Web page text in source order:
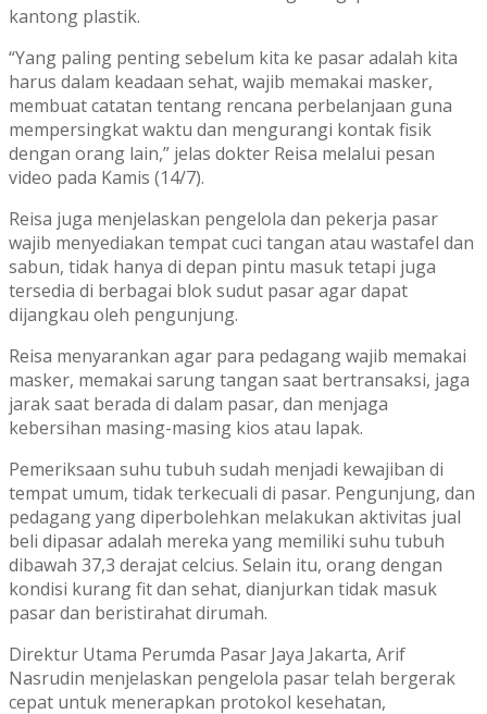
kantong plastik.
“Yang paling penting sebelum kita ke pasar adalah kita
harus dalam keadaan sehat, wajib memakai masker,
membuat catatan tentang rencana perbelanjaan guna
mempersingkat waktu dan mengurangi kontak fisik
dengan orang lain,” jelas dokter Reisa melalui pesan
video pada Kamis (14/7).
Reisa juga menjelaskan pengelola dan pekerja pasar
wajib menyediakan tempat cuci tangan atau wastafel dan
sabun, tidak hanya di depan pintu masuk tetapi juga
tersedia di berbagai blok sudut pasar agar dapat
dijangkau oleh pengunjung.
Reisa menyarankan agar para pedagang wajib memakai
masker, memakai sarung tangan saat bertransaksi, jaga
jarak saat berada di dalam pasar, dan menjaga
kebersihan masing-masing kios atau lapak.
Pemeriksaan suhu tubuh sudah menjadi kewajiban di
tempat umum, tidak terkecuali di pasar. Pengunjung, dan
pedagang yang diperbolehkan melakukan aktivitas jual
beli dipasar adalah mereka yang memiliki suhu tubuh
dibawah 37,3 derajat celcius. Selain itu, orang dengan
kondisi kurang fit dan sehat, dianjurkan tidak masuk
pasar dan beristirahat dirumah.
Direktur Utama Perumda Pasar Jaya Jakarta, Arif
Nasrudin menjelaskan pengelola pasar telah bergerak
cepat untuk menerapkan protokol kesehatan,